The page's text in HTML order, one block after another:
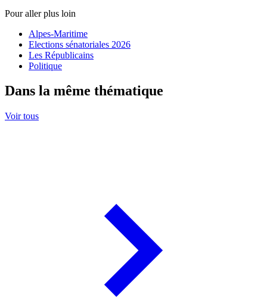
Pour aller plus loin
Alpes-Maritime
Elections sénatoriales 2026
Les Républicains
Politique
Dans la même thématique
Voir tous